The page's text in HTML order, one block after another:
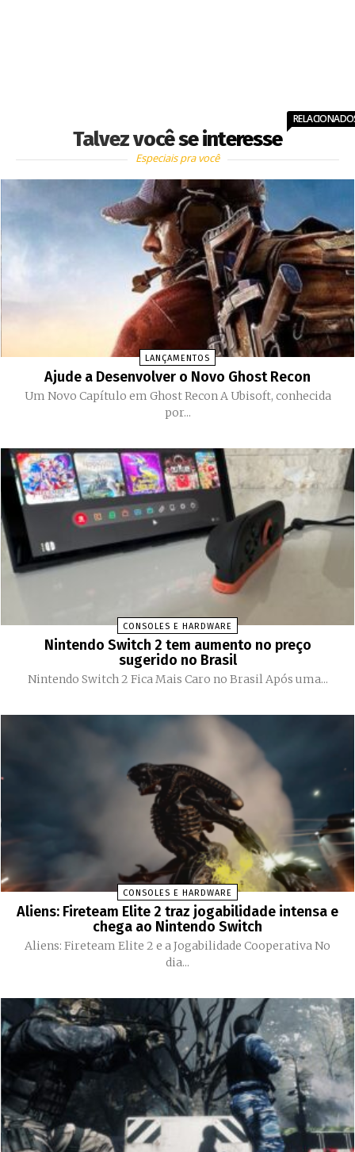
Talvez você se interesse
Especiais pra você
LANÇAMENTOS
Ajude a Desenvolver o Novo Ghost Recon
Um Novo Capítulo em Ghost Recon A Ubisoft, conhecida
por...
CONSOLES E HARDWARE
Nintendo Switch 2 tem aumento no preço
sugerido no Brasil
Nintendo Switch 2 Fica Mais Caro no Brasil Após uma...
CONSOLES E HARDWARE
Aliens: Fireteam Elite 2 traz jogabilidade intensa e
chega ao Nintendo Switch
Aliens: Fireteam Elite 2 e a Jogabilidade Cooperativa No
dia...